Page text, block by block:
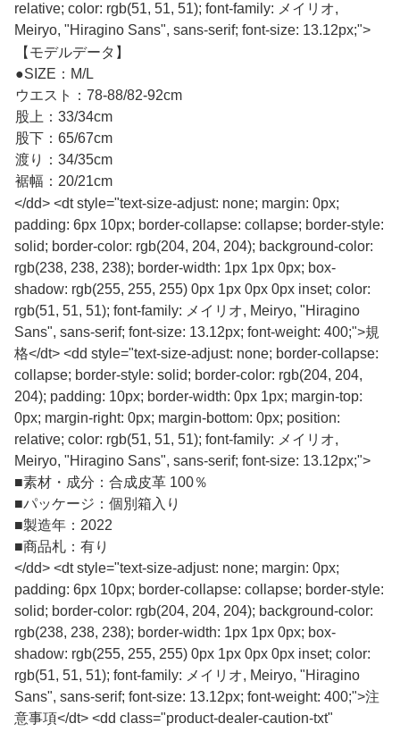
relative; color: rgb(51, 51, 51); font-family: メイリオ,
Meiryo, "Hiragino Sans", sans-serif; font-size: 13.12px;">
【モデルデータ】
●SIZE：M/L
ウエスト：78-88/82-92cm
股上：33/34cm
股下：65/67cm
渡り：34/35cm
裾幅：20/21cm
</dd> <dt style="text-size-adjust: none; margin: 0px;
padding: 6px 10px; border-collapse: collapse; border-style:
solid; border-color: rgb(204, 204, 204); background-color:
rgb(238, 238, 238); border-width: 1px 1px 0px; box-
shadow: rgb(255, 255, 255) 0px 1px 0px 0px inset; color:
rgb(51, 51, 51); font-family: メイリオ, Meiryo, "Hiragino
Sans", sans-serif; font-size: 13.12px; font-weight: 400;">規
格</dt> <dd style="text-size-adjust: none; border-collapse:
collapse; border-style: solid; border-color: rgb(204, 204,
204); padding: 10px; border-width: 0px 1px; margin-top:
0px; margin-right: 0px; margin-bottom: 0px; position:
relative; color: rgb(51, 51, 51); font-family: メイリオ,
Meiryo, "Hiragino Sans", sans-serif; font-size: 13.12px;">
■素材・成分：合成皮革 100％
■パッケージ：個別箱入り
■製造年：2022
■商品札：有り
</dd> <dt style="text-size-adjust: none; margin: 0px;
padding: 6px 10px; border-collapse: collapse; border-style:
solid; border-color: rgb(204, 204, 204); background-color:
rgb(238, 238, 238); border-width: 1px 1px 0px; box-
shadow: rgb(255, 255, 255) 0px 1px 0px 0px inset; color:
rgb(51, 51, 51); font-family: メイリオ, Meiryo, "Hiragino
Sans", sans-serif; font-size: 13.12px; font-weight: 400;">注
意事項</dt> <dd class="product-dealer-caution-txt"